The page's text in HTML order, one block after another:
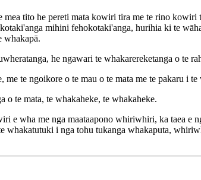
tito he pereti mata kowiri tira me te rino
mihini fehokotaki'anga, hurihia ki te
whakapā.
he ngawari te whakarereketanga o te
te ngoikore o te mau o te mata me te pakaru i te
te mata, te whakaheke, te whakaheke.
e wha me nga maataapono whiriwhiri, ka taea e
i nga tohu tukanga whakaputa,